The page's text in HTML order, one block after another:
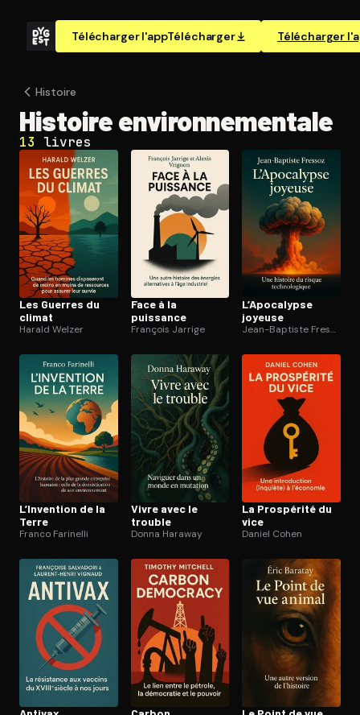
Télécharger l'appTélécharger Télécharger
Ouvre l'app Appareil photo, pointe sur le code. C'est gratuit à
Histoire
Histoire en­vi­ron­ne­men­tale
13 livres
Les Guerres du
climat
Harald Welzer
Face à la
puissance
François Jarrige
L’Apocalypse
joyeuse
Jean-Baptiste Fressoz
L’Invention de la
Terre
Franco Farinelli
Vivre avec le
trouble
Donna Haraway
La Prospérité du
vice
Daniel Cohen